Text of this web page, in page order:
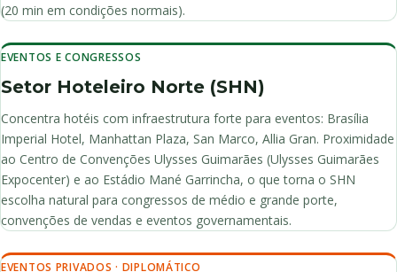
(20 min em condições normais).
EVENTOS E CONGRESSOS
Setor Hoteleiro Norte (SHN)
Concentra hotéis com infraestrutura forte para eventos: Brasília
Imperial Hotel, Manhattan Plaza, San Marco, Allia Gran. Proximidade
ao Centro de Convenções Ulysses Guimarães (Ulysses Guimarães
Expocenter) e ao Estádio Mané Garrincha, o que torna o SHN
escolha natural para congressos de médio e grande porte,
convenções de vendas e eventos governamentais.
EVENTOS PRIVADOS · DIPLOMÁTICO